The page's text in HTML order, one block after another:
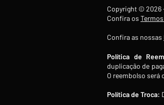
Copom reduz
ao ano,
percentual
Copyright © 2026
Confira os
Confira as nossas
Política de
duplicação de
O reembolso será
Política de Troca: